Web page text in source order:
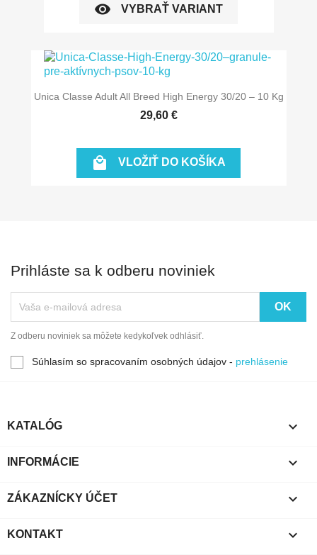
visibility VYBRAŤ VARIANT
Unica Classe Adult All Breed High Energy 30/20 – 10 Kg
29,60 €
 VLOŽIŤ DO KOŠÍKA
Prihláste sa k odberu noviniek
Z odberu noviniek sa môžete kedykoľvek odhlásiť.
Súhlasím so spracovaním osobných údajov - prehlásenie
KATALÓG 
INFORMÁCIE 
ZÁKAZNÍCKY ÚČET 
KONTAKT 